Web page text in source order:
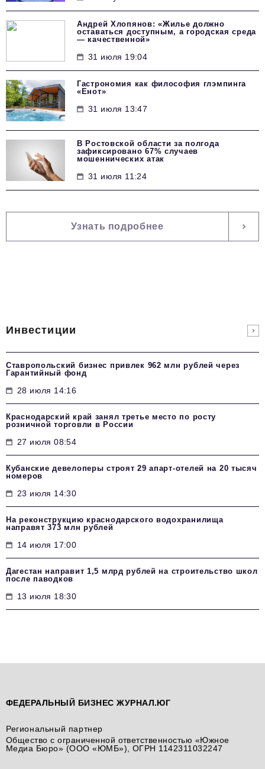
Андрей Хлопянов: «Жилье должно
оставаться доступным, а городская среда
— качественной»
31 июля 19:04
Гастрономия как философия глэмпинга
«Енот»
31 июля 13:47
В Ростовской области за полгода
зафиксировано 67% случаев
мошеннических атак
31 июля 11:24
Узнать подробнее
Инвестиции
Ставропольский бизнес привлек 962 млн рублей через
Гарантийный фонд
28 июля 14:16
Краснодарский край занял третье место по росту
розничной торговли в России
27 июля 08:54
Кубанские девелоперы строят 29 апарт-отелей на 20 тысяч
номеров
23 июля 14:30
На реконструкцию краснодарского водохранилища
направят 373 млн рублей
14 июля 17:00
Дагестан направит 1,5 млрд рублей на строительство школ
после паводков
13 июля 18:30
ФЕДЕРАЛЬНЫЙ БИЗНЕС ЖУРНАЛ.ЮГ
Региональный партнер
Общество с ограниченной ответственностью «Южное
Медиа Бюро» (ООО «ЮМБ»), ОГРН 1142311032247